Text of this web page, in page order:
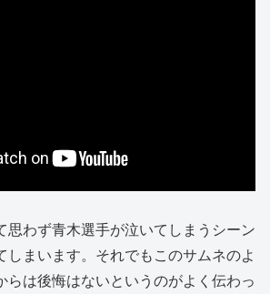
思わず青木選手が泣いてしまうシーン
しまいます。それでもこのサムネのよ
らは後悔はないというのがよく伝わっ